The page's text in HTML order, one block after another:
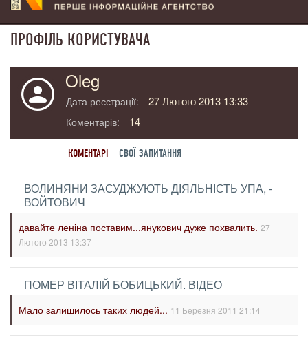
ПРОФІЛЬ КОРИСТУВАЧА
Oleg
Дата реєстрації: 27 Лютого 2013 13:33
Коментарів: 14
КОМЕНТАРІ СВОЇ ЗАПИТАННЯ
ВОЛИНЯНИ ЗАСУДЖУЮТЬ ДІЯЛЬНІСТЬ УПА, -
ВОЙТОВИЧ
давайте леніна поставим...янукович дуже похвалить. 27
Лютого 2013 13:37
ПОМЕР ВІТАЛІЙ БОБИЦЬКИЙ. ВІДЕО
Мало залишилось таких людей... 11 Березня 2011 21:14